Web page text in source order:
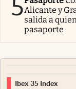
5Alicante y
salida a
pasaporte
Ibex 35 Index